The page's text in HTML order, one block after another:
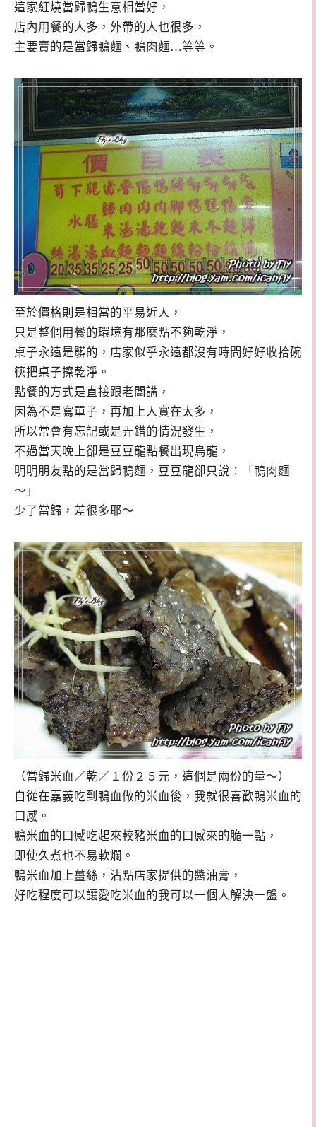
這家紅燒當歸鴨生意相當好，
店內用餐的人多，外帶的人也很多，
主要賣的是當歸鴨麵、鴨肉麵…等等。
至於價格則是相當的平易近人，
只是整個用餐的環境有那麼點不夠乾淨，
桌子永遠是髒的，店家似乎永遠都沒有時間好好收拾碗
筷把桌子擦乾淨。
點餐的方式是直接跟老闆講，
因為不是寫單子，再加上人實在太多，
所以常會有忘記或是弄錯的情況發生，
不過當天晚上卻是豆豆龍點餐出現烏龍，
明明朋友點的是當歸鴨麵，豆豆龍卻只說：「鴨肉麵
～」
少了當歸，差很多耶～
（當歸米血／乾／１份２５元，這個是兩份的量～）
自從在嘉義吃到鴨血做的米血後，我就很喜歡鴨米血的
口感。
鴨米血的口感吃起來較豬米血的口感來的脆一點，
即使久煮也不易軟爛。
鴨米血加上薑絲，沾點店家提供的醬油膏，
好吃程度可以讓愛吃米血的我可以一個人解決一盤。